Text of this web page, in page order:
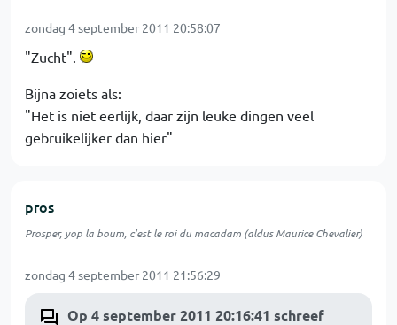
zondag 4 september 2011 20:58:07
"Zucht".
Bijna zoiets als:
"Het is niet eerlijk, daar zijn leuke dingen veel
gebruikelijker dan hier"
pros
Prosper, yop la boum, c'est le roi du macadam (aldus Maurice Chevalier)
zondag 4 september 2011 21:56:29
Op 4 september 2011 20:16:41 schreef